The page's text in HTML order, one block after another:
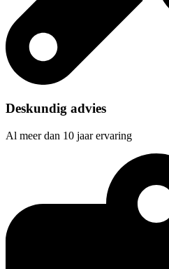
Deskundig advies
Al meer dan 10 jaar ervaring